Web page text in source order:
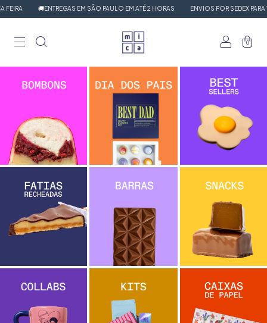
🚚ENTREGAS EM SÃO PAULO EM ATÉ 2 HORAS ENVIOS POR SEDEX PARA
0